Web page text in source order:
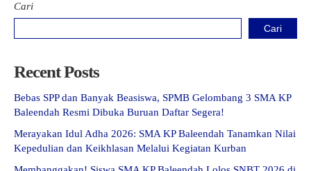
Cari
Cari
Recent Posts
Bebas SPP dan Banyak Beasiswa, SPMB Gelombang 3 SMA KP
Baleendah Resmi Dibuka Buruan Daftar Segera!
Merayakan Idul Adha 2026: SMA KP Baleendah Tanamkan Nilai
Kepedulian dan Keikhlasan Melalui Kegiatan Kurban